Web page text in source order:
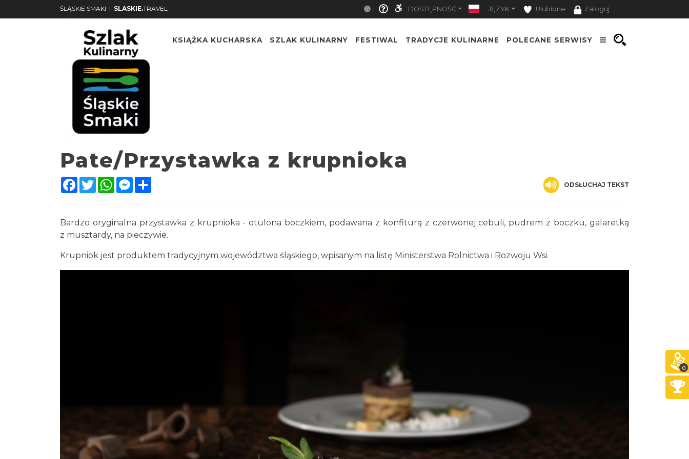
ŚLĄSKIE SMAKI |SLASKIE.TRAVEL DOSTĘPNOŚĆ JĘZYK Ulubione Zaloguj
KSIĄŻKA KUCHARSKA SZLAK KULINARNY FESTIWAL TRADYCJE KULINARNE POLECANE SERWISY
Pate/Przystawka z krupnioka
Facebook
TwitterWhatsAppMessenger ODSŁUCHAJ TEKST
Bardzo oryginalna przystawka z krupnioka - otulona boczkiem, podawana z konfiturą z czerwonej cebuli, pudrem z boczku, galaretką
z musztardy, na pieczywie.
Krupniok jest produktem tradycyjnym województwa śląskiego, wpisanym na listę Ministerstwa Rolnictwa i Rozwoju Wsi.
0